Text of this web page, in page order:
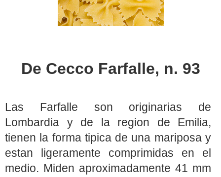
De Cecco Farfalle, n. 93
Las Farfalle son originarias de
Lombardia y de la region de Emilia,
tienen la forma tipica de una mariposa y
estan ligeramente comprimidas en el
medio. Miden aproximadamente 41 mm